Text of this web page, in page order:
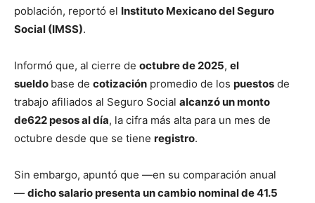
población, reportó el Instituto Mexicano del Seguro
Social (IMSS).
Informó que, al cierre de octubre de 2025, el
sueldo base de cotización promedio de los puestos de
trabajo afiliados al Seguro Social alcanzó un monto
de622 pesos al día, la cifra más alta para un mes de
octubre desde que se tiene registro.
Sin embargo, apuntó que —en su comparación anual
— dichosalariopresenta un cambio nominal de 41.5